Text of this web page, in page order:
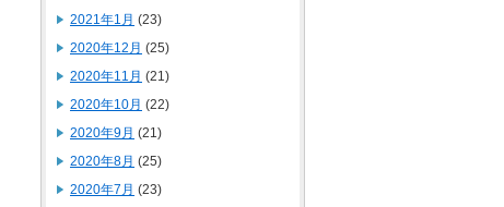
2021年1月 (23)
2020年12月 (25)
2020年11月 (21)
2020年10月 (22)
2020年9月 (21)
2020年8月 (25)
2020年7月 (23)